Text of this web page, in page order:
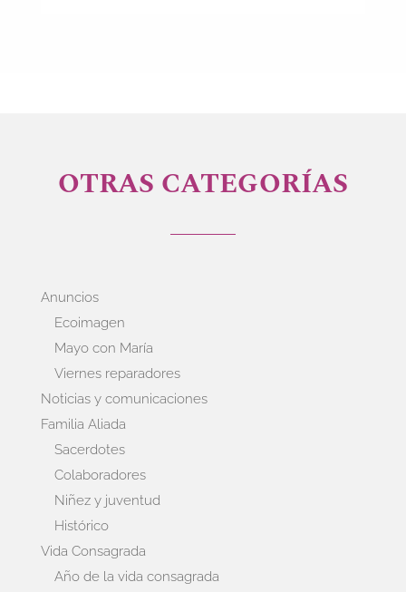
OTRAS CATEGORÍAS
Anuncios
Ecoimagen
Mayo con María
Viernes reparadores
Noticias y comunicaciones
Familia Aliada
Sacerdotes
Colaboradores
Niñez y juventud
Histórico
Vida Consagrada
Año de la vida consagrada